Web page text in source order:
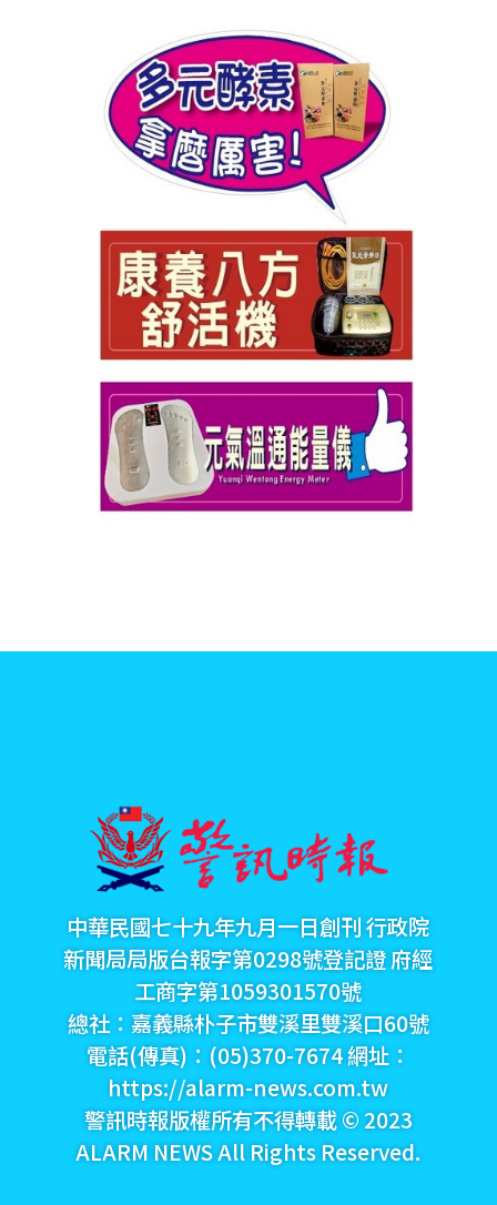
中華民國七十九年九月一日創刊 行政院
新聞局局版台報字第0298號登記證 府經
工商字第1059301570號
總社：嘉義縣朴子市雙溪里雙溪口60號
電話(傳真)：(05)370-7674 網址：
https://alarm-news.com.tw
警訊時報版權所有不得轉載 © 2023
ALARM NEWS All Rights Reserved.